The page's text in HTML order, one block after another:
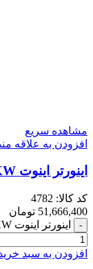
مشاهده سریع
افزودن به علاقه
اینورتر اینوت 5.5KW سری GD20 ولتاژ 3P~3P 380V
کد کالا: 4782
51,666,400 تومان
اینورتر اینوت 5.5KW سری GD20 ولتاژ 3P~3P 380V عدد
افزودن به سبد